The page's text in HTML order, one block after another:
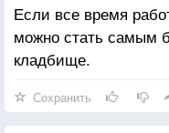
Если все время
можно стать самым
кладбище.
Сохранить